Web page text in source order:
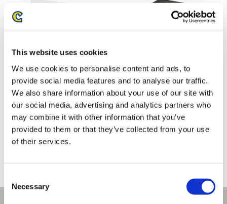
This website uses cookies
We use cookies to personalise content and ads, to
provide social media features and to analyse our traffic.
We also share information about your use of our site with
our social media, advertising and analytics partners who
may combine it with other information that you’ve
provided to them or that they’ve collected from your use
of their services.
Selection
Necessary
ストリートファイター6 amiibo
カード スターターセット
ストリートファイター6 amiibo
カード ブースターパック BOX
9,900円